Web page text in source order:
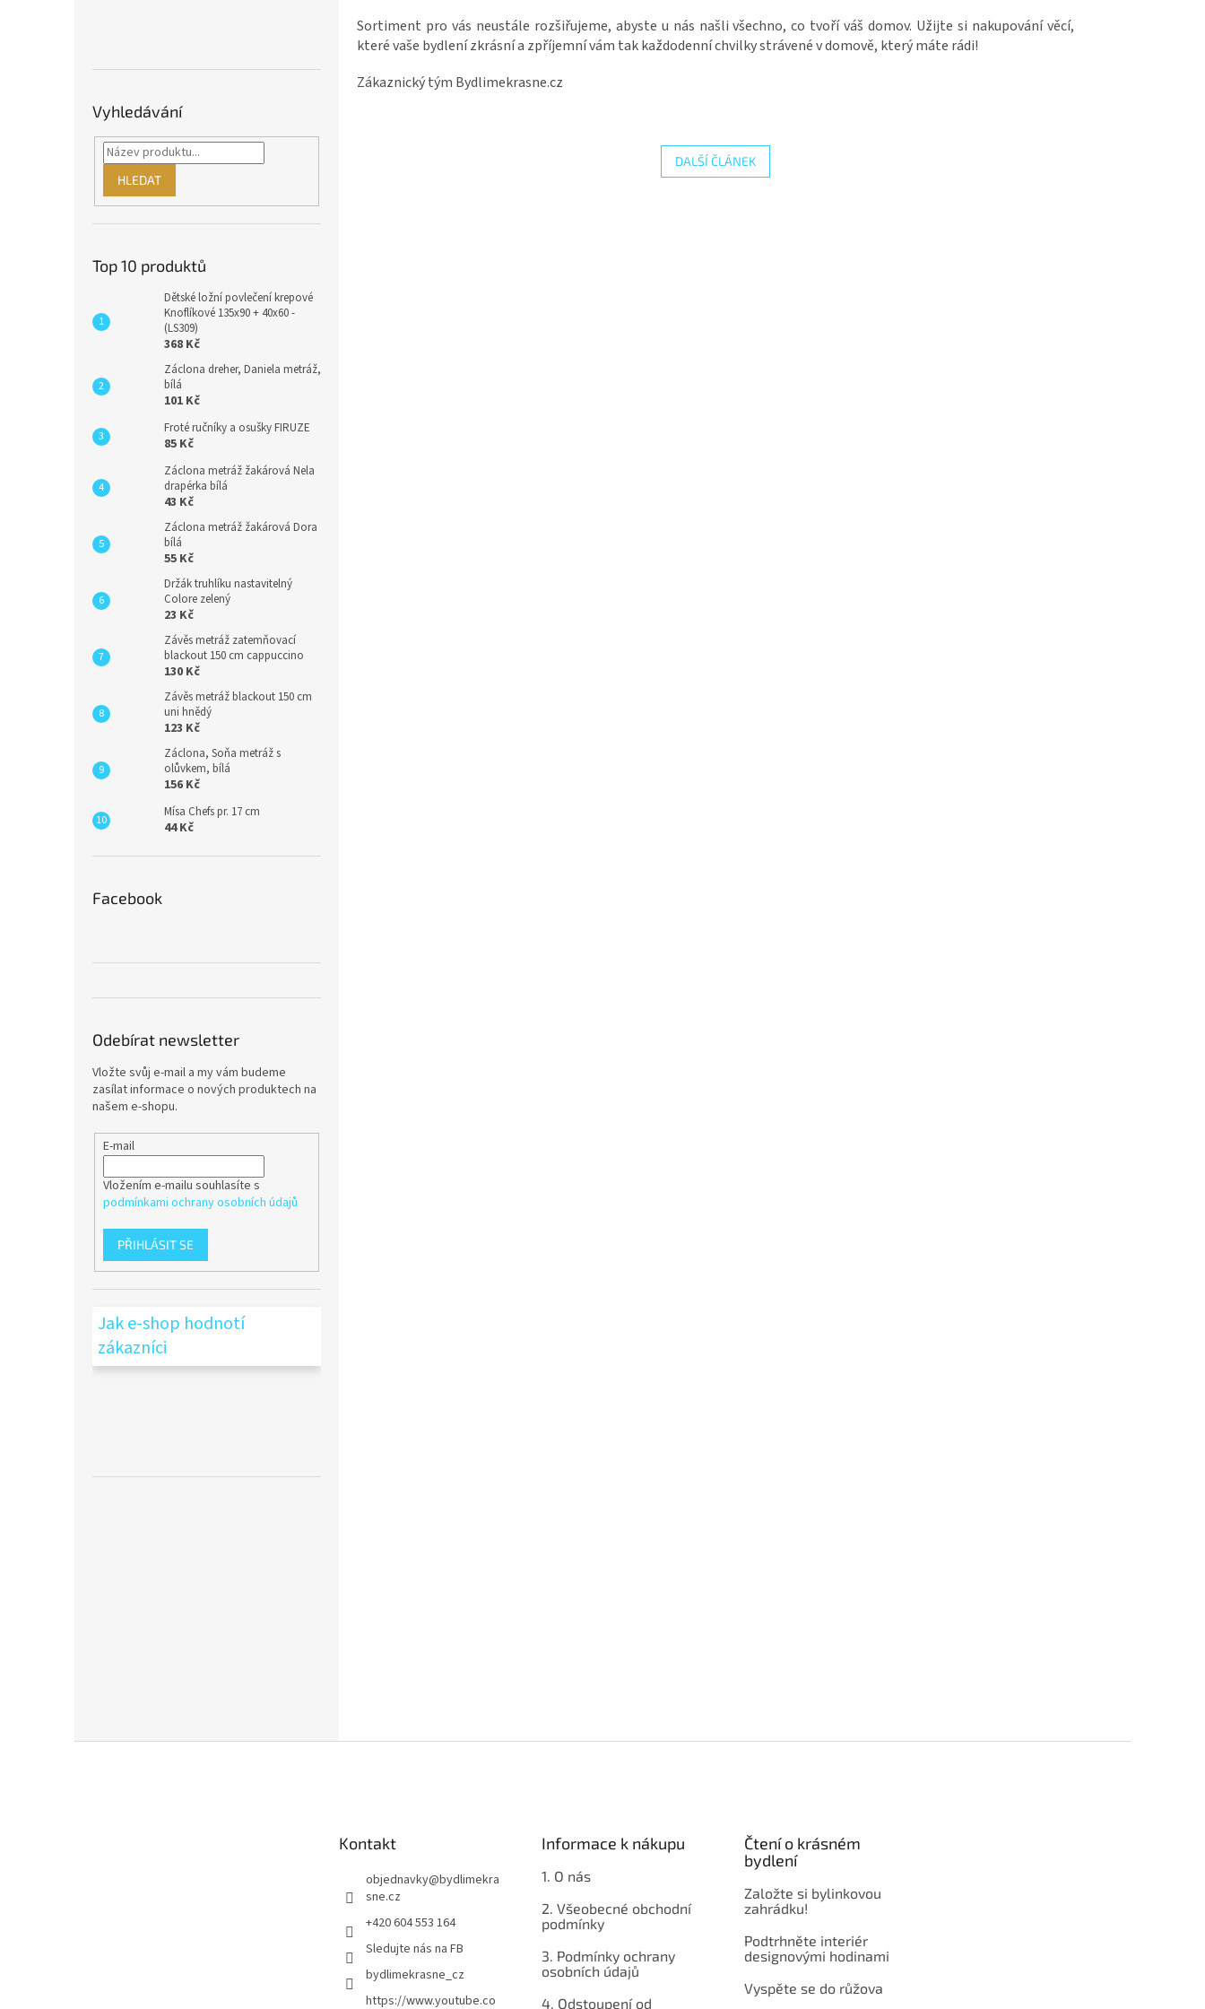
Vyhledávání
HLEDAT
Top 10 produktů
Dětské ložní povlečení krepové
Knoflíkové 135x90 + 40x60 -
(LS309)
368 Kč
Záclona dreher, Daniela metráž,
bílá
101 Kč
Froté ručníky a osušky FIRUZE
85 Kč
Záclona metráž žakárová Nela
drapérka bílá
43 Kč
Záclona metráž žakárová Dora
bílá
55 Kč
Držák truhlíku nastavitelný
Colore zelený
23 Kč
Závěs metráž zatemňovací
blackout 150 cm cappuccino
130 Kč
Závěs metráž blackout 150 cm
uni hnědý
123 Kč
Záclona, Soňa metráž s
olůvkem, bílá
156 Kč
Mísa Chefs pr. 17 cm
44 Kč
Facebook
Odebírat newsletter
Vložte svůj e-mail a my vám budeme
zasílat informace o nových produktech na
našem e-shopu.
E-mail
Vložením e-mailu souhlasíte s
podmínkami ochrany osobních údajů
PŘIHLÁSIT SE
Jak e-shop hodnotí
zákazníci
Sortiment pro vás neustále rozšiřujeme, abyste u nás našli všechno, co tvoří váš domov. Užijte si nakupování věcí,
které vaše bydlení zkrásní a zpříjemní vám tak každodenní chvilky strávené v domově, který máte rádi!
Zákaznický tým Bydlimekrasne.cz
DALŠÍ ČLÁNEK
Kontakt
objednavky@bydlimekra
sne.cz
+420 604 553 164
Sledujte nás na FB
bydlimekrasne_cz
https://www.youtube.co
Informace k nákupu
1. O nás
2. Všeobecné obchodní
podmínky
3. Podmínky ochrany
osobních údajů
4. Odstoupení od
Čtení o krásném
bydlení
Založte si bylinkovou
zahrádku!
Podtrhněte interiér
designovými hodinami
Vyspěte se do růžova